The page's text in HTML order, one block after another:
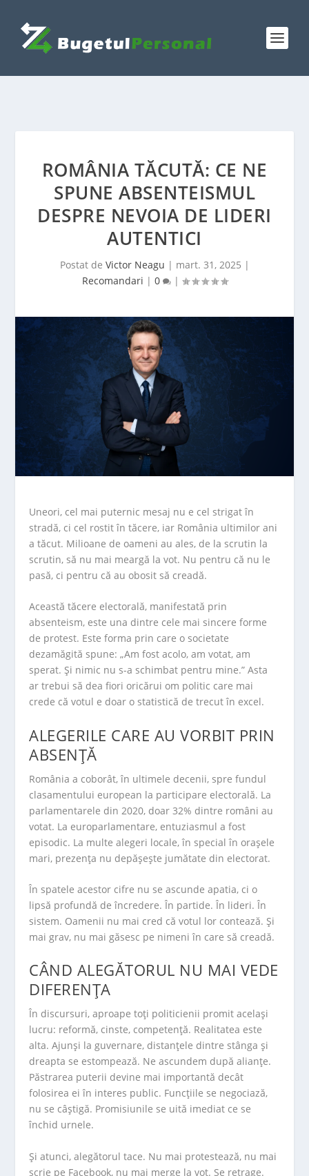
ROMÂNIA TĂCUTĂ: CE NE
SPUNE ABSENTEISMUL
DESPRE NEVOIA DE LIDERI
AUTENTICI
Postat de Victor Neagu | mart. 31, 2025 |
Recomandari | 0 |
Uneori, cel mai puternic mesaj nu e cel strigat în
stradă, ci cel rostit în tăcere, iar România ultimilor ani
a tăcut. Milioane de oameni au ales, de la scrutin la
scrutin, să nu mai meargă la vot. Nu pentru că nu le
pasă, ci pentru că au obosit să creadă.
Această tăcere electorală, manifestată prin
absenteism, este una dintre cele mai sincere forme
de protest. Este forma prin care o societate
dezamăgită spune: „Am fost acolo, am votat, am
sperat. Și nimic nu s-a schimbat pentru mine.” Asta
ar trebui să dea fiori oricărui om politic care mai
crede că votul e doar o statistică de trecut în excel.
ALEGERILE CARE AU VORBIT PRIN
ABSENȚĂ
România a coborât, în ultimele decenii, spre fundul
clasamentului european la participare electorală. La
parlamentarele din 2020, doar 32% dintre români au
votat. La europarlamentare, entuziasmul a fost
episodic. La multe alegeri locale, în special în orașele
mari, prezența nu depășește jumătate din electorat.
În spatele acestor cifre nu se ascunde apatia, ci o
lipsă profundă de încredere. În partide. În lideri. În
sistem. Oamenii nu mai cred că votul lor contează. Și
mai grav, nu mai găsesc pe nimeni în care să creadă.
CÂND ALEGĂTORUL NU MAI VEDE
DIFERENȚA
În discursuri, aproape toți politicienii promit același
lucru: reformă, cinste, competență. Realitatea este
alta. Ajunși la guvernare, distanțele dintre stânga și
dreapta se estompează. Ne ascundem după alianțe.
Păstrarea puterii devine mai importantă decât
folosirea ei în interes public. Funcțiile se negociază,
nu se câștigă. Promisiunile se uită imediat ce se
închid urnele.
Și atunci, alegătorul tace. Nu mai protestează, nu mai
scrie pe Facebook, nu mai merge la vot. Se retrage.